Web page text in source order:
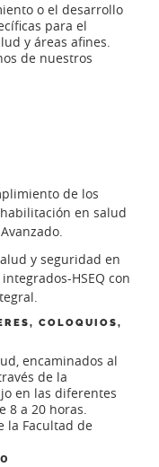
o el desarrollo
para el
y áreas afines.
de nuestros
de los
en salud
y seguridad en
HSEQ con
COLOQUIOS,
encaminados al
de la
en las diferentes
8 a 20 horas.
la Facultad de